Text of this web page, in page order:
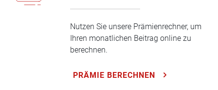
Nutzen Sie unsere Prämienrechner, um
Ihren monatlichen Beitrag online zu
berechnen.
PRÄMIE BERECHNEN